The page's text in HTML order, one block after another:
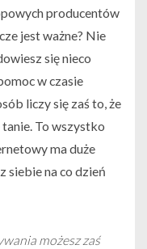
producentów
jest ważne? Nie
się nieco
w czasie
liczy się zaś to, że
To wszystko
ma duże
siebie na co dzień
możesz zaś